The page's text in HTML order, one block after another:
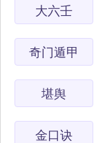
大六壬
奇门遁甲
堪舆
金口诀